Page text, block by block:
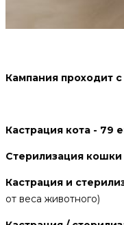
Кампания проходит
Кастрация кота - 79
Стерилизация
Кастрация и
от веса животного)